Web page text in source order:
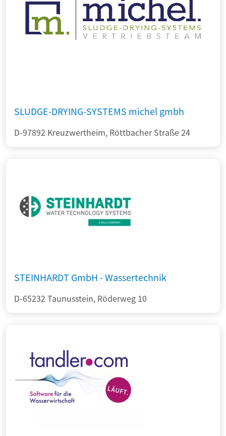
SLUDGE-DRYING-SYSTEMS michel gmbh
D-97892 Kreuzwertheim, Röttbacher Straße 24
STEINHARDT GmbH - Wassertechnik
D-65232 Taunusstein, Röderweg 10